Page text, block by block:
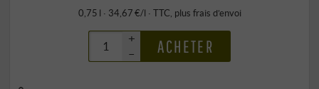
0,75 l · 34,67 €/l · TTC , plus frais d’envoi
+
–
ACHETER